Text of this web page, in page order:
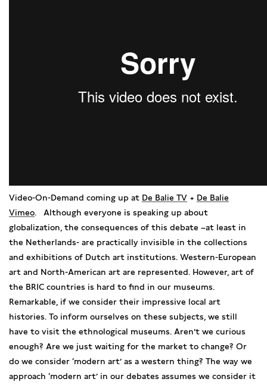
Video-On-Demand coming up at De Balie TV + De Balie
Vimeo. Although everyone is speaking up about
globalization, the consequences of this debate –at least in
the Netherlands- are practically invisible in the collections
and exhibitions of Dutch art institutions. Western-European
art and North-American art are represented. However, art of
the BRIC countries is hard to find in our museums.
Remarkable, if we consider their impressive local art
histories. To inform ourselves on these subjects, we still
have to visit the ethnological museums. Aren’t we curious
enough? Are we just waiting for the market to change? Or
do we consider ‘modern art’ as a western thing? The way we
approach ‘modern art’ in our debates assumes we consider it